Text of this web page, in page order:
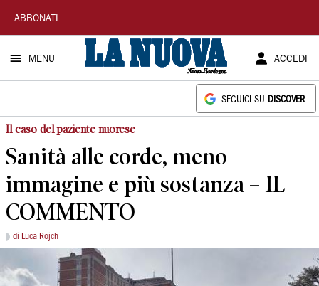
La
Nuova
Sardegna
ABBONATI
MENU ACCEDI
SEGUICI SU DISCOVER
Il caso del paziente nuorese
Sanità alle corde, meno
immagine e più sostanza – IL
COMMENTO
di Luca Rojch